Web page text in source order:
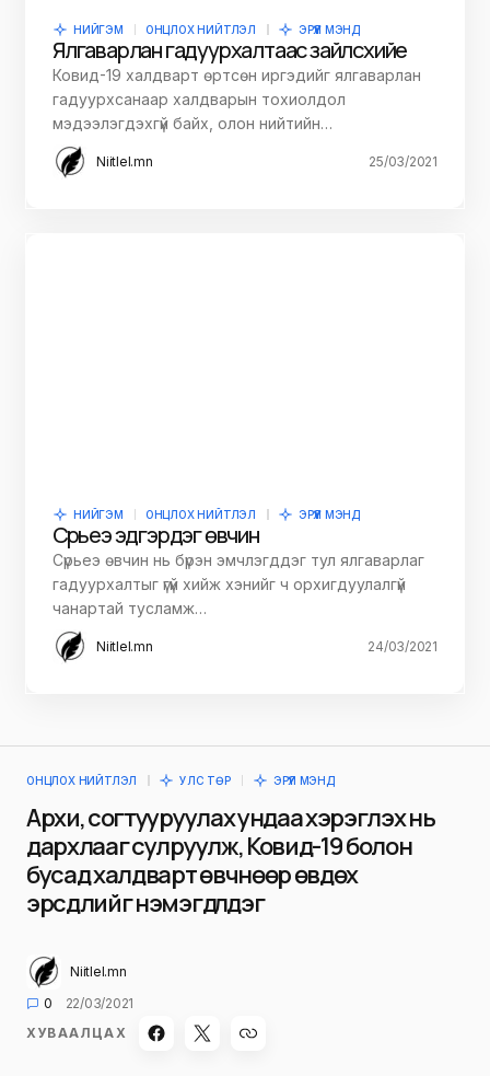
НИЙГЭМ ОНЦЛОХ НИЙТЛЭЛ ЭРҮҮЛ МЭНД
Ялгаварлан гадуурхалтаас зайлсхийе
Ковид-19 халдварт өртсөн иргэдийг ялгаварлан
гадуурхсанаар халдварын тохиолдол
мэдээлэгдэхгүй байх, олон нийтийн…
Niitlel.mn 25/03/2021
НИЙГЭМ ОНЦЛОХ НИЙТЛЭЛ ЭРҮҮЛ МЭНД
Сүрьеэ эдгэрдэг өвчин
Сүрьеэ өвчин нь бүрэн эмчлэгддэг тул ялгаварлаг
гадуурхалтыг үгүй хийж хэнийг ч орхигдуулалгүй
чанартай тусламж…
Niitlel.mn 24/03/2021
ОНЦЛОХ НИЙТЛЭЛ УЛС ТӨР ЭРҮҮЛ МЭНД
Архи, согтууруулах ундаа хэрэглэх нь
дархлааг сулруулж, Ковид-19 болон
бусад халдварт өвчнөөр өвдөх
эрсдлийг нэмэгдүүлдэг
Niitlel.mn
0
22/03/2021
ХУВААЛЦАХ